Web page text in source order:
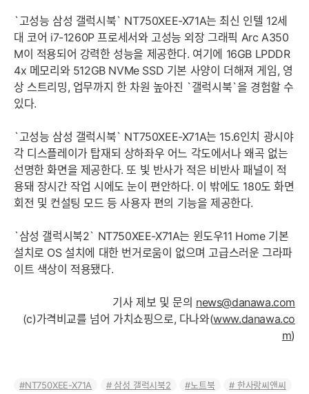
`고성능 삼성 갤럭시북` NT750XEE-X71A는 최신 인텔 12세
대 코어 i7-1260P 프로세서와 고성능 외장 그래픽 Arc A350
M이 적용되어 강력한 성능을 제공한다. 여기에 16GB LPDDR
4x 메모리와 512GB NVMe SSD 기본 사양이 더해져 게임, 영
상 스트리밍, 업무까지 한 차원 높아진 `갤럭시북`을 경험할 수
있다.
`고성능 삼성 갤럭시북` NT750XEE-X71A는 15.6인치 광시야
각 디스플레이가 탑재되 상하좌우 어느 각도에서나 왜곡 없는
선명한 화면을 제공한다. 또 빛 반사가 적은 비반사 패널이 적
용돼 장시간 작업 시에도 눈이 편안하다. 이 밖에도 180도 화면
회전 및 컨설팅 모드 등 사용자 편의 기능을 제공한다.
`삼성 갤럭시북2` NT750XEE-X71A는 윈도우11 Home 기본
설치로 OS 설치에 대한 번거로움이 없으며 고급스러운 그라파
이트 색상이 적용됐다.
기사 제보 및 문의 news@danawa.com
(c)가격비교를 넘어 가치쇼핑으로, 다나와(www.danawa.co
m)
NT750XEE-X71A 삼성 갤럭시북2 노트북 한사랑씨앤씨